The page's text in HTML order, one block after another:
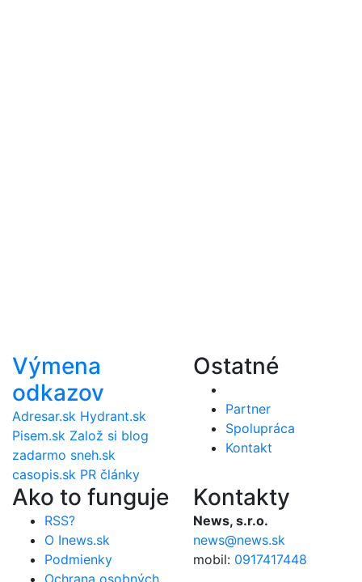
Výmena
odkazov
Adresar.sk Hydrant.sk
Pisem.sk Založ si blog
zadarmo sneh.sk
casopis.sk PR články
Ostatné
Partner
Spolupráca
Kontakt
Ako to funguje
RSS?
O Inews.sk
Podmienky
Kontakty
News, s.r.o.
news@news.sk
mobil: 0917417448